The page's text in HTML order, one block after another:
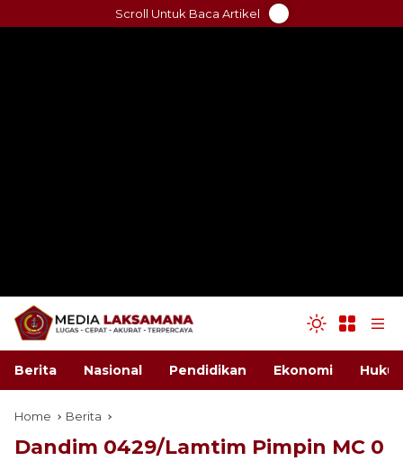
to
Scroll Untuk Baca Artikel
Berita Nasional Pendidikan Ekonomi
Home Berita
Dandim 0429/Lamtim Pimpin MC 0